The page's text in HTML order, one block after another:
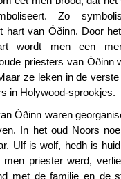
Zo
hart van Óðinn. Door
wordt men een
priesters van Óðinn
ze leken in de
in Holywood-sprookjes.
Óðinn waren
In het oud Noors
Ulf is wolf, hedh is
men priester werd,
met de familie en de